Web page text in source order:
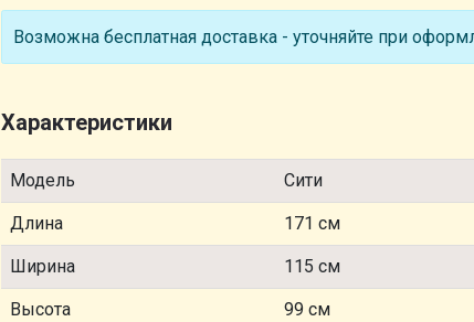
Возможна бесплатная доставка - уточняйте при
Характеристики
Модель Сити
Длина 171 см
Ширина 115 см
Высота 99 см